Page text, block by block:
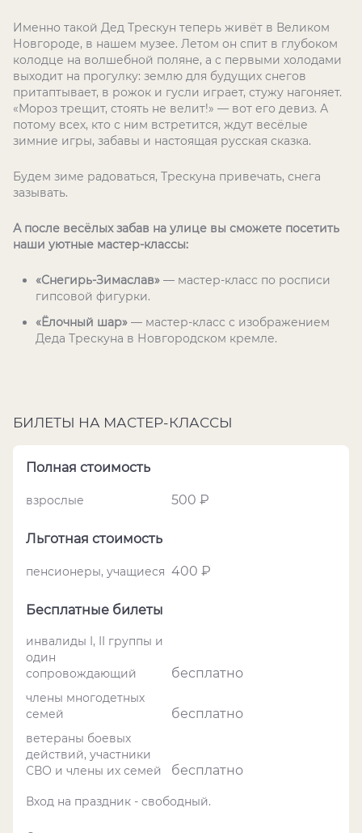
Именно такой Дед Трескун теперь живёт в Великом
Новгороде, в нашем музее. Летом он спит в глубоком
колодце на волшебной поляне, а с первыми холодами
выходит на прогулку: землю для будущих снегов
притаптывает, в рожок и гусли играет, стужу нагоняет.
«Мороз трещит, стоять не велит!» — вот его девиз. А
потому всех, кто с ним встретится, ждут весёлые
зимние игры, забавы и настоящая русская сказка.
Будем зиме радоваться, Трескуна привечать, снега
зазывать.
А после весёлых забав на улице вы сможете посетить
наши уютные мастер-классы:
«Снегирь-Зимаслав» — мастер-класс по росписи
гипсовой фигурки.
«Ёлочный шар» — мастер-класс с изображением
Деда Трескуна в Новгородском кремле.
БИЛЕТЫ НА МАСТЕР-КЛАССЫ
Полная стоимость
взрослые 500 ₽
Льготная стоимость
пенсионеры, учащиеся 400 ₽
Бесплатные билеты
инвалиды I, II группы и
один
сопровождающий
бесплатно
члены многодетных
семей
бесплатно
ветераны боевых
действий, участники
СВО и члены их семей
бесплатно
Вход на праздник - свободный.